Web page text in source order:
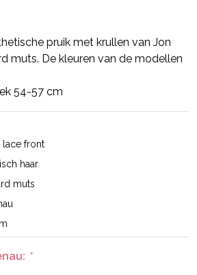
pruik met krullen van Jon
muts. De kleuren van de modellen
54-57 cm
lace front
haar
muts
*